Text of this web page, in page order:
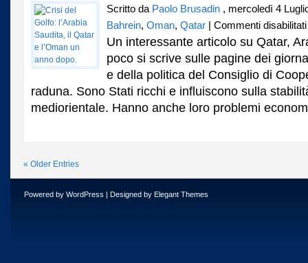
regionali.
Scritto da Paolo Brusadin , mercoledì 4
Bahrein, Oman, Qatar Commenti disabilitati
il
Un interessante articolo su Qatar,
poco si scrive sulle pagine dei
e della politica del Consiglio di
raduna. Sono Stati ricchi e influiscono sulla
mediorientale. Hanno anche loro problemi
« Older Entries
Powered by WordPress | Designed by Elegant Themes